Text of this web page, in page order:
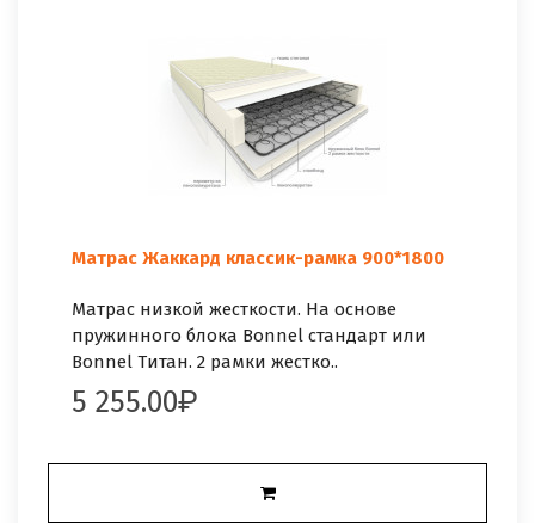
Матрас Жаккард классик-рамка 900*1800
Матрас низкой жесткости. На основе
пружинного блока Bonnel стандарт или
Bonnel Титан. 2 рамки жестко..
5 255.00